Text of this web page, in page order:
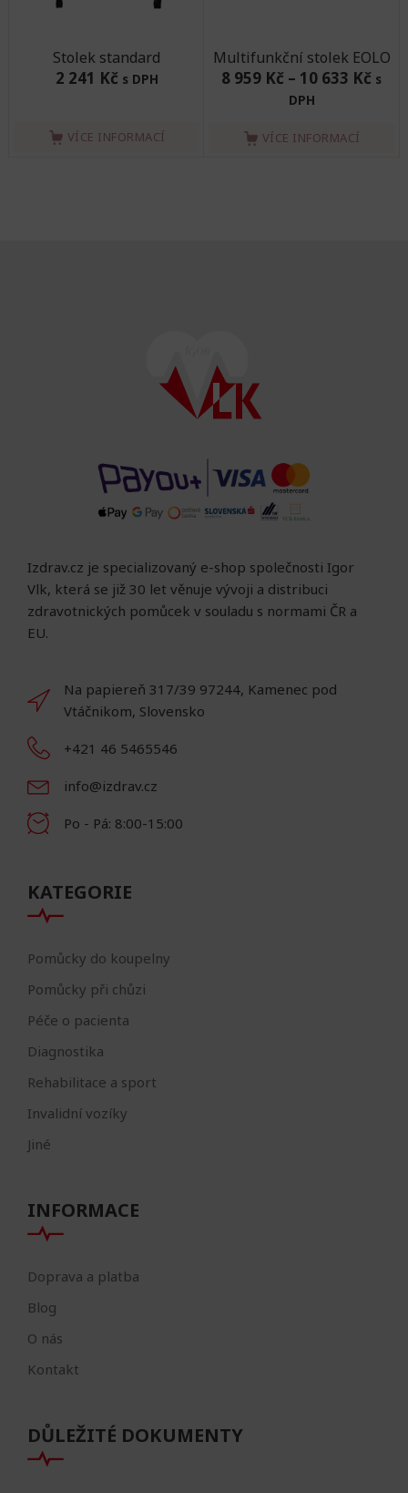
Stolek standard
2 241 Kč s DPH
VÍCE INFORMACÍ
Multifunkční stolek EOLO
8 959 Kč – 10 633 Kč s
DPH
VÍCE INFORMACÍ
Izdrav.cz je specializovaný e-shop společnosti Igor
Vlk, která se již 30 let věnuje vývoji a distribuci
zdravotnických pomůcek v souladu s normami ČR a
EU.
Na papiereň 317/39 97244, Kamenec pod
Vtáčnikom, Slovensko
+421 46 5465546
info@izdrav.cz
Po - Pá: 8:00-15:00
KATEGORIE
Pomůcky do koupelny
Pomůcky při chůzi
Péče o pacienta
Diagnostika
Rehabilitace a sport
Invalidní vozíky
Jiné
INFORMACE
Doprava a platba
Blog
O nás
Kontakt
DŮLEŽITÉ DOKUMENTY